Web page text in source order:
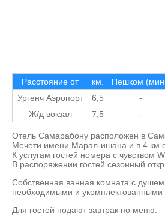
Расстояние от км. Пешком
Ургенч Аэропорт
6,5 -
Ж/д вокзал
7,5 -
Отель Самарабону расположен в
Мечети имени Марал-ишана и в 4 км
К услугам гостей номера с чувством
В распоряжении гостей сезонный
Собственная ванная комната с
необходимыми и укомплектованными
Для гостей подают завтрак по меню.